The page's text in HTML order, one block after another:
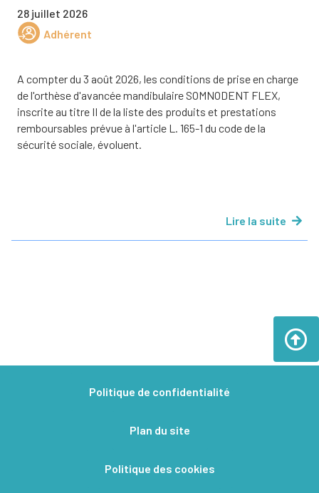
28 juillet 2026
Adhérent
A compter du 3 août 2026, les conditions de prise en charge
de l'orthèse d'avancée mandibulaire SOMNODENT FLEX,
inscrite au titre II de la liste des produits et prestations
remboursables prévue à l'article L. 165-1 du code de la
sécurité sociale, évoluent.
Lire la suite
Politique de confidentialité
Plan du site
Politique des cookies